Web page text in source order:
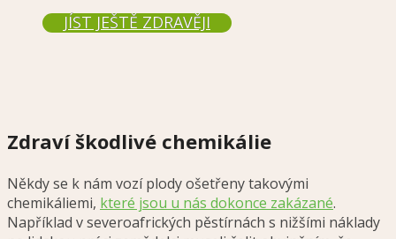
JÍST JEŠTĚ ZDRAVĚJI
Zdraví škodlivé chemikálie
Někdy se k nám vozí plody ošetřeny takovými
chemikáliemi, které jsou u nás dokonce zakázané.
Například v severoafrických pěstírnách s nižšími náklady